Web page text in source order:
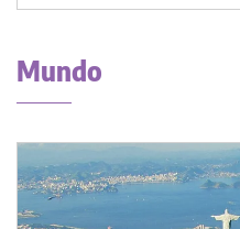
Mundo